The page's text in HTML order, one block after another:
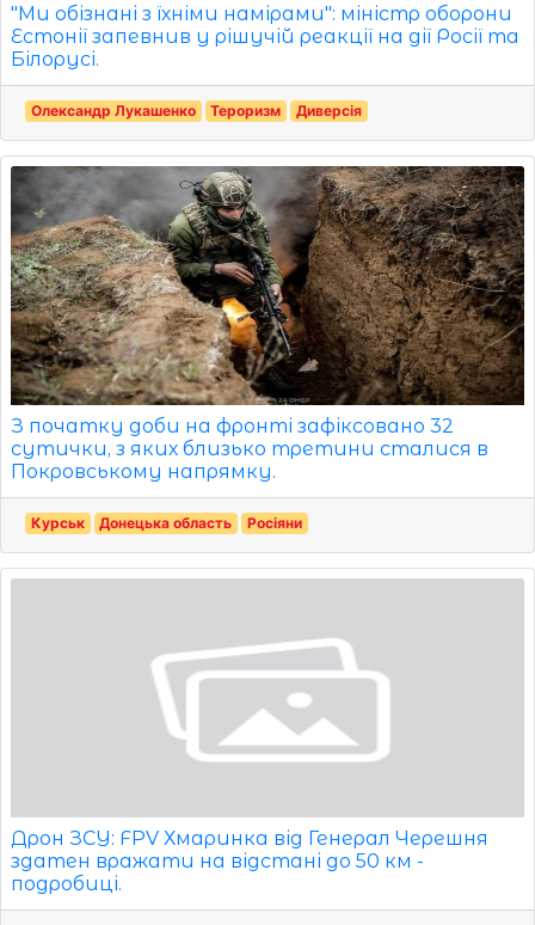
"Ми обізнані з їхніми намірами": міністр оборони
Естонії запевнив у рішучій реакції на дії Росії та
Білорусі.
Олександр Лукашенко Тероризм Диверсія
З початку доби на фронті зафіксовано 32
сутички, з яких близько третини сталися в
Покровському напрямку.
Курськ Донецька область Росіяни
Дрон ЗСУ: FPV Хмаринка від Генерал Черешня
здатен вражати на відстані до 50 км -
подробиці.